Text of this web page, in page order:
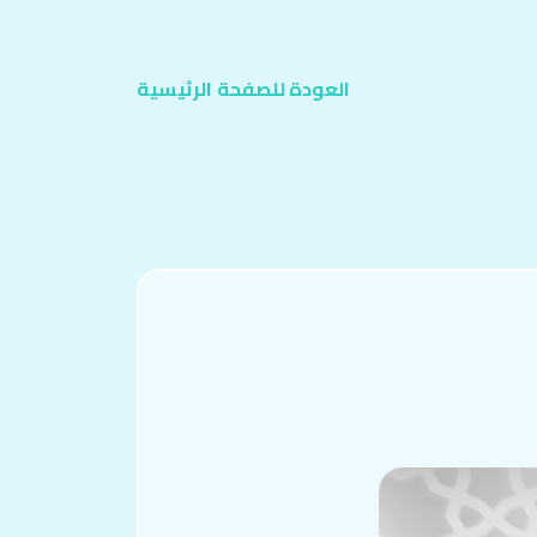
العودة للصفحة الرئيسية